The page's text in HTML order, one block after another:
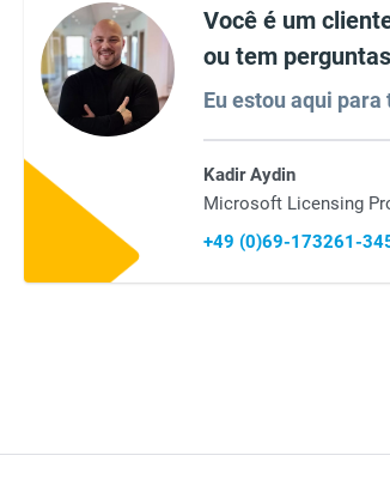
Você é um
ou tem
Eu estou aqui para
Kadir Aydin
Microsoft Licensing
+49 (0)69-173261-